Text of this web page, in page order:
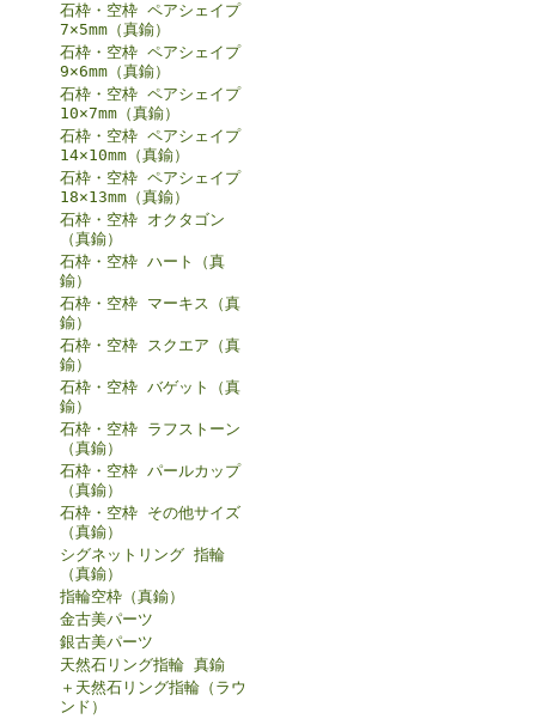
石枠・空枠 ペアシェイプ
7×5mm（真鍮）
石枠・空枠 ペアシェイプ
9×6mm（真鍮）
石枠・空枠 ペアシェイプ
10×7mm（真鍮）
石枠・空枠 ペアシェイプ
14×10mm（真鍮）
石枠・空枠 ペアシェイプ
18×13mm（真鍮）
石枠・空枠 オクタゴン
（真鍮）
石枠・空枠 ハート（真
鍮）
石枠・空枠 マーキス（真
鍮）
石枠・空枠 スクエア（真
鍮）
石枠・空枠 バゲット（真
鍮）
石枠・空枠 ラフストーン
（真鍮）
石枠・空枠 パールカップ
（真鍮）
石枠・空枠 その他サイズ
（真鍮）
シグネットリング 指輪
（真鍮）
指輪空枠（真鍮）
金古美パーツ
銀古美パーツ
天然石リング指輪 真鍮
＋天然石リング指輪（ラウ
ンド）